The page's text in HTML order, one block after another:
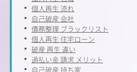
個人再生 流れ
自己破産 会社
債務整理 ブラックリスト
個人再生 住宅ローン
破産 再生 違い
過払い金 請求 メリット
自己破産 持ち家